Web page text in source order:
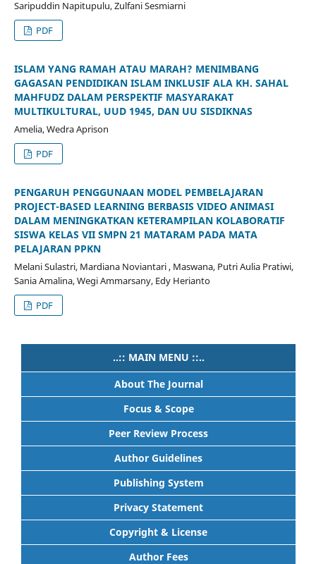
Saripuddin Napitupulu, Zulfani Sesmiarni
PDF
ISLAM YANG RAMAH ATAU MARAH? MENIMBANG
GAGASAN PENDIDIKAN ISLAM INKLUSIF ALA KH. SAHAL
MAHFUDZ DALAM PERSPEKTIF MASYARAKAT
MULTIKULTURAL, UUD 1945, DAN UU SISDIKNAS
Amelia, Wedra Aprison
PDF
PENGARUH PENGGUNAAN MODEL PEMBELAJARAN
PROJECT-BASED LEARNING BERBASIS VIDEO ANIMASI
DALAM MENINGKATKAN KETERAMPILAN KOLABORATIF
SISWA KELAS VII SMPN 21 MATARAM PADA MATA
PELAJARAN PPKN
Melani Sulastri, Mardiana Noviantari , Maswana, Putri Aulia Pratiwi,
Sania Amalina, Wegi Ammarsany, Edy Herianto
PDF
..:: MAIN MENU ::..
About The Journal
Focus & Scope
Peer Review Process
Author Guidelines
Publishing System
Privacy Statement
Copyright & License
Author Fees